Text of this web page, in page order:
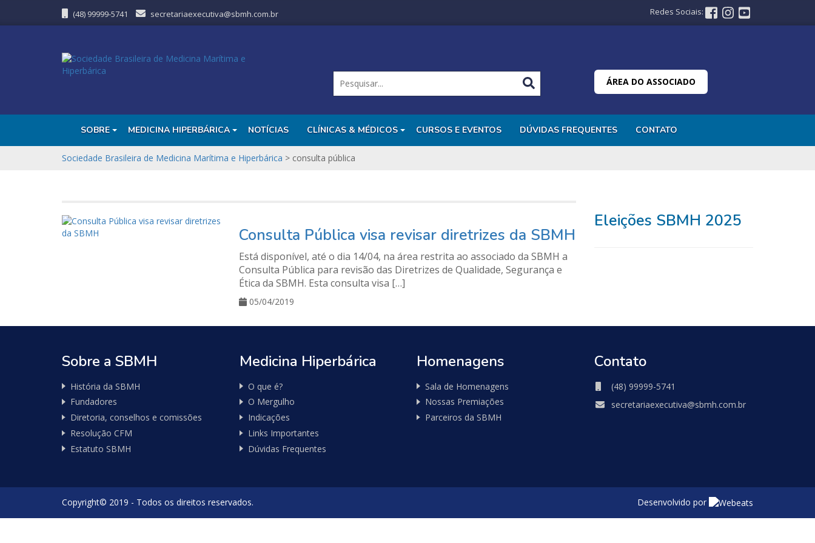
(48) 99999-5741 secretariaexecutiva@sbmh.com.br Redes Sociais:
ÁREA DO ASSOCIADO
SOBRE MEDICINA HIPERBÁRICA NOTÍCIAS CLÍNICAS & MÉDICOS CURSOS E EVENTOS DÚVIDAS FREQUENTES CONTATO
Sociedade Brasileira de Medicina Marítima e Hiperbárica > consulta pública
Consulta Pública visa revisar diretrizes da SBMH
Está disponível, até o dia 14/04, na área restrita ao associado da SBMH a
Consulta Pública para revisão das Diretrizes de Qualidade, Segurança e
Ética da SBMH. Esta consulta visa […]
05/04/2019
Eleições SBMH 2025
Sobre a SBMH
História da SBMH
Fundadores
Diretoria, conselhos e comissões
Resolução CFM
Estatuto SBMH
Medicina Hiperbárica
O que é?
O Mergulho
Indicações
Links Importantes
Dúvidas Frequentes
Homenagens
Sala de Homenagens
Nossas Premiações
Parceiros da SBMH
Contato
(48) 99999-5741
secretariaexecutiva@sbmh.com.br
Copyright© 2019 - Todos os direitos reservados. Desenvolvido por